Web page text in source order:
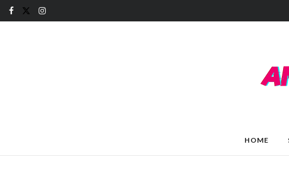
HOME